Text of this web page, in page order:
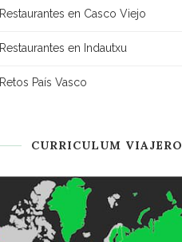
Restaurantes en Casco Viejo
Restaurantes en Indautxu
Retos País Vasco
CURRICULUM VIAJERO